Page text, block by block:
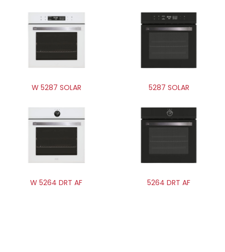
W 5287 SOLAR 5287 SOLAR
W 5264 DRT AF 5264 DRT AF